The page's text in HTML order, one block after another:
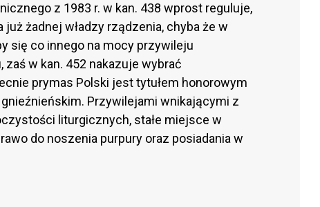
z 1983 r. w kan. 438 wprost reguluje,
żadnej władzy rządzenia, chyba że w
się co innego na mocy przywileju
w kan. 452 nakazuje wybrać
prymas Polski jest tytułem honorowym
Przywilejami wnikającymi z
liturgicznych, stałe miejsce w
do noszenia purpury oraz posiadania w